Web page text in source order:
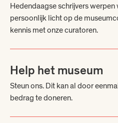
Hedendaagse schrijvers werpen
persoonlijk licht op de
kennis met onze curatoren.
Help het museum
Steun ons. Dit kan al door
bedrag te doneren.